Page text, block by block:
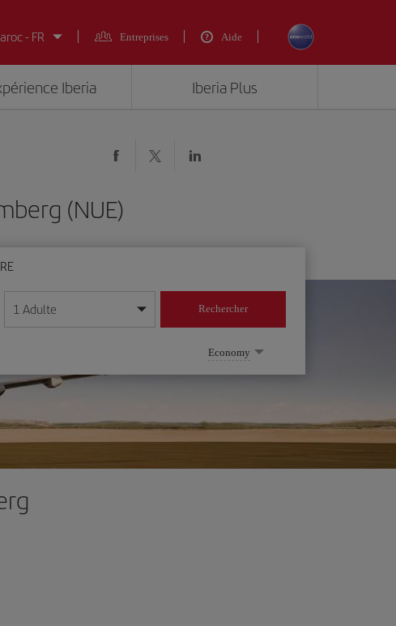
- FR
Entreprises Aide
Iberia Iberia Plus
(NUE)
jour/mois/année
1 Adulte Rechercher
Economy